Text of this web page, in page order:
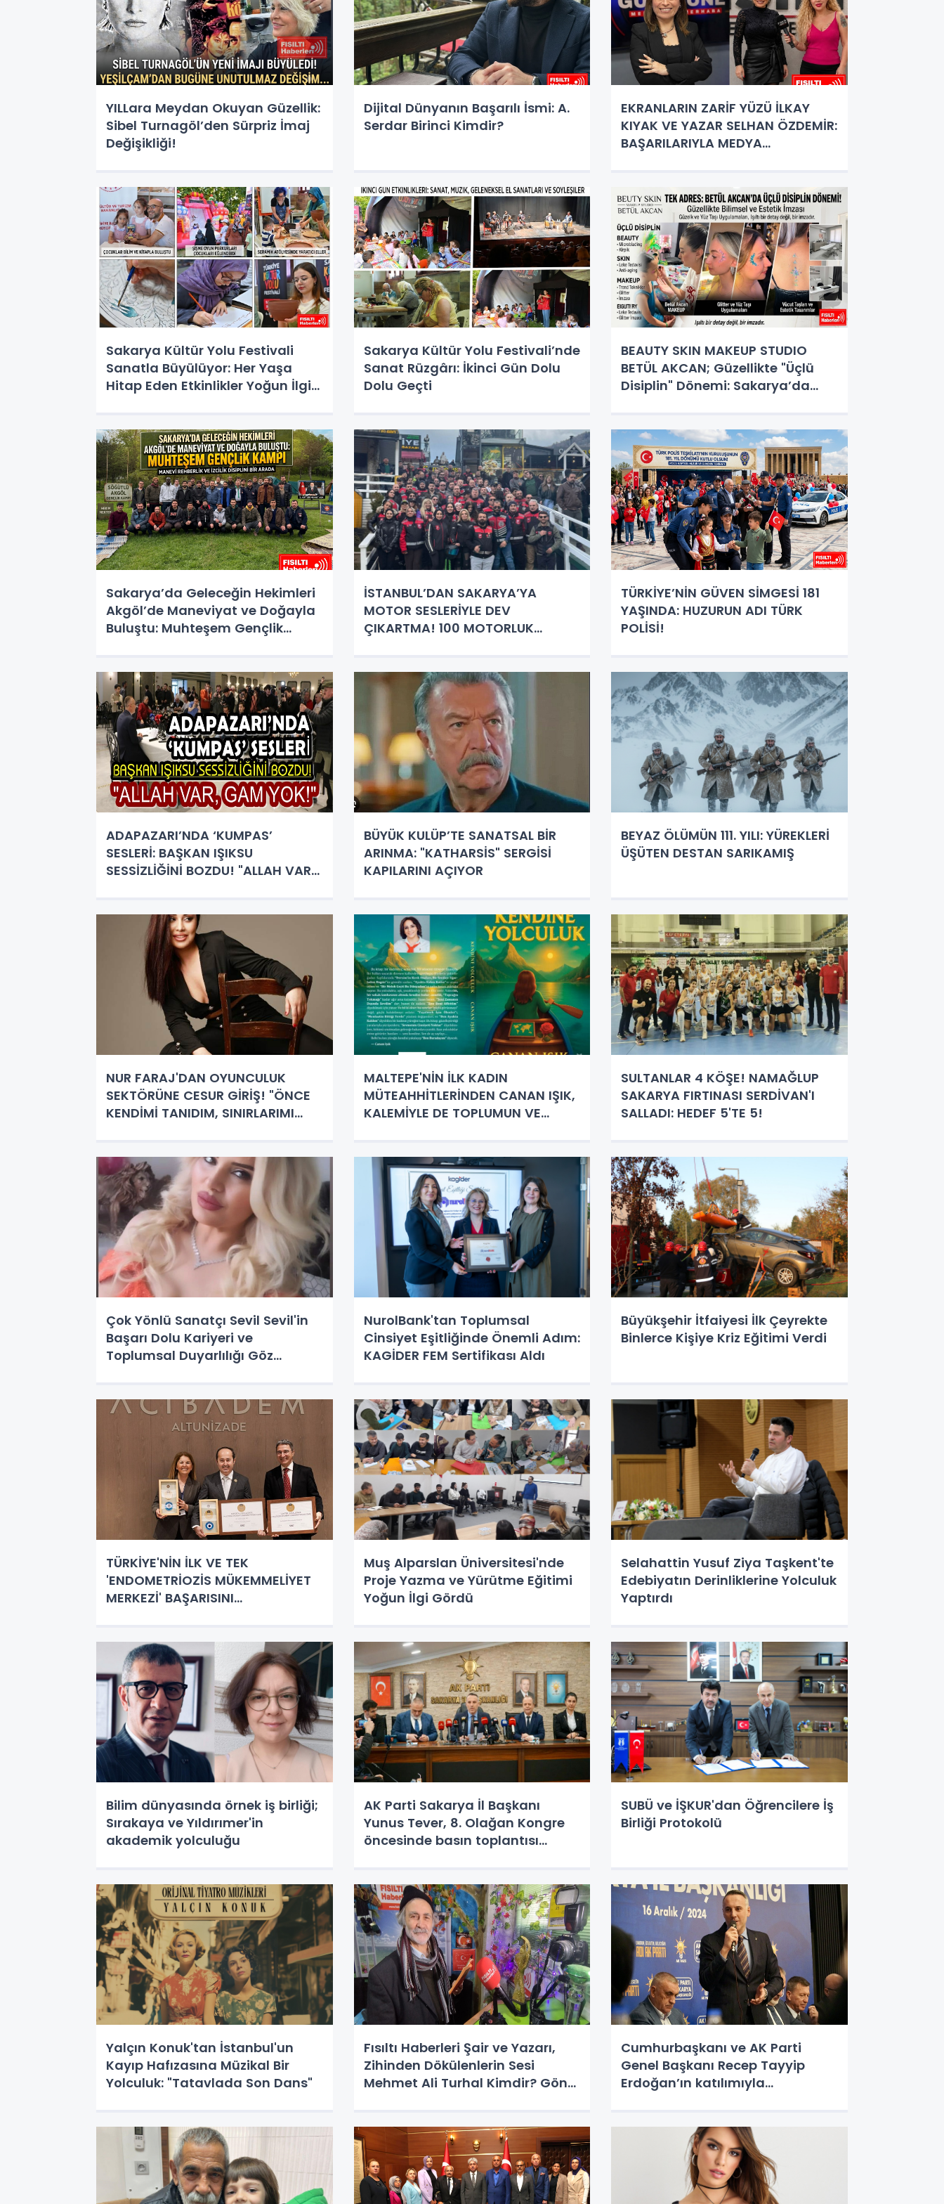
YILLara Meydan Okuyan Güzellik:
Sibel Turnagöl’den Sürpriz İmaj
Değişikliği!
Dijital Dünyanın Başarılı İsmi: A.
Serdar Birinci Kimdir?
EKRANLARIN ZARİF YÜZÜ İLKAY
KIYAK VE YAZAR SELHAN ÖZDEMİR:
BAŞARILARIYLA MEDYA
Sakarya Kültür Yolu Festivali
Sanatla Büyülüyor: Her Yaşa
Hitap Eden Etkinlikler Yoğun İlgi
Sakarya Kültür Yolu Festivali’nde
Sanat Rüzgârı: İkinci Gün Dolu
Dolu Geçti
BEAUTY SKIN MAKEUP STUDIO
BETÜL AKCAN; Güzellikte "Üçlü
Disiplin" Dönemi: Sakarya’da
Sakarya’da Geleceğin Hekimleri
Akgöl’de Maneviyat ve Doğayla
Buluştu: Muhteşem Gençlik
İSTANBUL’DAN SAKARYA’YA
MOTOR SESLERİYLE DEV
ÇIKARTMA! 100 MOTORLUK
TÜRKİYE’NİN GÜVEN SİMGESİ 181
YAŞINDA: HUZURUN ADI TÜRK
POLİSİ!
ADAPAZARI’NDA ‘KUMPAS’
SESLERİ: BAŞKAN IŞIKSU
SESSİZLİĞİNİ BOZDU! "ALLAH VAR,
BÜYÜK KULÜP’TE SANATSAL BİR
ARINMA: "KATHARSİS" SERGİSİ
KAPILARINI AÇIYOR
BEYAZ ÖLÜMÜN 111. YILI: YÜREKLERİ
ÜŞÜTEN DESTAN SARIKAMIŞ
NUR FARAJ'DAN OYUNCULUK
SEKTÖRÜNE CESUR GİRİŞ! "ÖNCE
KENDİMİ TANIDIM, SINIRLARIMI
MALTEPE'NİN İLK KADIN
MÜTEAHHİTLERİNDEN CANAN IŞIK,
KALEMİYLE DE TOPLUMUN VE
SULTANLAR 4 KÖŞE! NAMAĞLUP
SAKARYA FIRTINASI SERDİVAN'I
SALLADI: HEDEF 5'TE 5!
Çok Yönlü Sanatçı Sevil Sevil'in
Başarı Dolu Kariyeri ve
Toplumsal Duyarlılığı Göz
NurolBank'tan Toplumsal
Cinsiyet Eşitliğinde Önemli Adım:
KAGİDER FEM Sertifikası Aldı
Büyükşehir İtfaiyesi İlk Çeyrekte
Binlerce Kişiye Kriz Eğitimi Verdi
TÜRKİYE'NİN İLK VE TEK
'ENDOMETRİOZİS MÜKEMMELİYET
MERKEZİ' BAŞARISINI
Muş Alparslan Üniversitesi'nde
Proje Yazma ve Yürütme Eğitimi
Yoğun İlgi Gördü
Selahattin Yusuf Ziya Taşkent'te
Edebiyatın Derinliklerine Yolculuk
Yaptırdı
Bilim dünyasında örnek iş birliği;
Sırakaya ve Yıldırımer'in
akademik yolculuğu
AK Parti Sakarya İl Başkanı
Yunus Tever, 8. Olağan Kongre
öncesinde basın toplantısı
SUBÜ ve İŞKUR'dan Öğrencilere İş
Birliği Protokolü
Yalçın Konuk'tan İstanbul'un
Kayıp Hafızasına Müzikal Bir
Yolculuk: "Tatavlada Son Dans"
Fısıltı Haberleri Şair ve Yazarı,
Zihinden Dökülenlerin Sesi
Mehmet Ali Turhal Kimdir? Gönül
"Halden Hale Ahvalimdir."
Talepler Üzerine Hazırlanmıştır.
Cumhurbaşkanı ve AK Parti
Genel Başkanı Recep Tayyip
Erdoğan’ın katılımıyla
kurulu, ilk toplantısını Adıbahçe
Davet’te gerçekleştirdi.